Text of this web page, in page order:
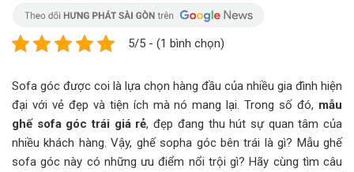
5/5 - (1 bình chọn)
Sofa góc được coi là lựa chọn hàng đầu của nhiều gia đình hiện
đại với vẻ đẹp và tiện ích mà nó mang lại. Trong số đó, mẫu
ghế sofa góc trái giá rẻ, đẹp đang thu hút sự quan tâm của
nhiều khách hàng. Vậy, ghế sopha góc bên trái là gì? Mẫu ghế
sofa góc này có những ưu điểm nổi trội gì? Hãy cùng tìm câu